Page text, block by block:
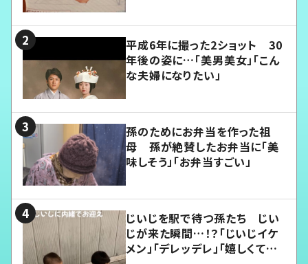
平成6年に撮った2ショット 30
年後の姿に…「美男美女」「こん
な夫婦になりたい」
孫のためにお弁当を作った祖
母 孫が絶賛したお弁当に「美
味しそう」「お弁当すごい」
じいじを駅で待つ孫たち じい
じが来た瞬間…！？「じいじイケ
メン」「デレッデレ」「嬉しくて可